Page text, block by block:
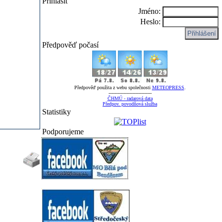
Jméno:
Heslo:
Předpověď počasí
Předpověď použita z webu společnosti METEOPRESS
-----------------------------
ČHMÚ - radarová data
Předpov. povodňová služba
Statistiky
Podporujeme